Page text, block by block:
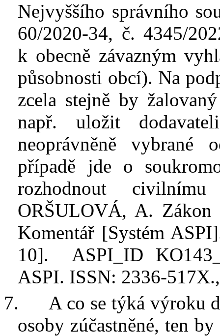
Nejvyššího správního
60/2020-34, č. 4345/
k obecně závazným
působnosti obcí). Na
zcela stejně by
např. uložit
neoprávněně vybrané
případě jde o
rozhodnout
ORŠULOVÁ, A. Zákon
Komentář [Systém ASPI
10].
ASPI_ID
ASPI. ISSN: 2336-517X
7.
A co se týká výroku
osoby zúčastněné, ten